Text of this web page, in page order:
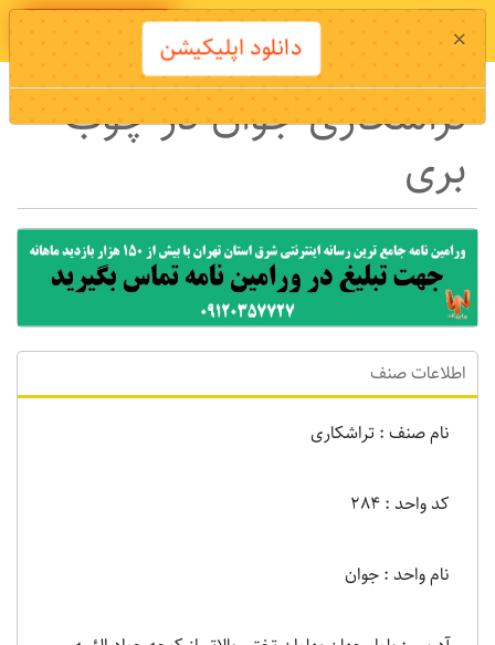
دانلود اپلیکیشن
تراشکاری جوان در چوب
بری
اطلاعات صنف
نام صنف : تراشکاری
کد واحد : 284
نام واحد : جوان
× دانلود اپلیکیشن